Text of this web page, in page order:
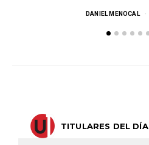
DANIEL MENOCAL
TITULARES DEL DÍA